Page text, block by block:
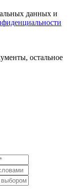
данных и
остальное